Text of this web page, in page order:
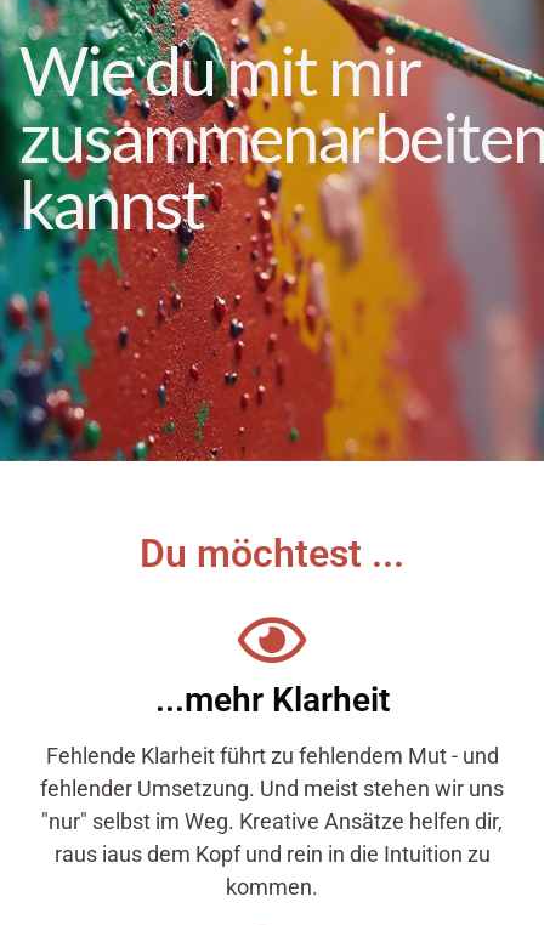
Wie du mit mir
kannst
Du möchtest ...
...mehr Klarheit
Fehlende Klarheit führt zu fehlendem Mut - und
fehlender Umsetzung. Und meist stehen wir uns
"nur" selbst im Weg. Kreative Ansätze helfen dir,
raus iaus dem Kopf und rein in die Intuition zu
kommen.